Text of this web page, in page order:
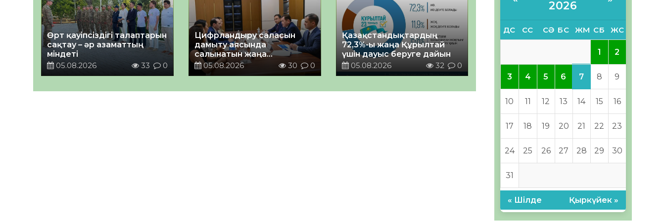
Өрт қауіпсіздігі талаптарын
сақтау – әр азаматтың
міндеті
05.08.2026
33 0
Цифрландыру саласын
дамыту аясында
салынатын жаңа
орталықтың жобасы
талқыланды
05.08.2026 30 0
Қазақстандықтардың
72,3%-ы жаңа Құрылтай
үшін дауыс беруге дайын
05.08.2026
32 0
2026
ДС СС СӘ БС ЖМ СБ ЖС
1 2
3 4 5 6 7 8 9
10 11 12 13 14 15 16
17 18 19 20 21 22 23
24 25 26 27 28 29 30
31
« Шілде Қыркүйек »